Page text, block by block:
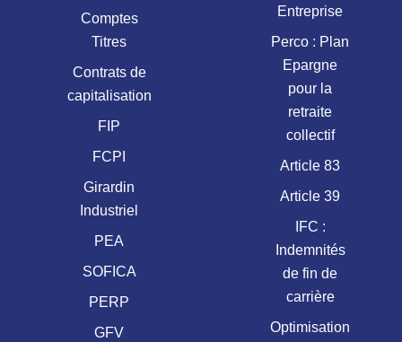
Comptes
Titres
Contrats de
capitalisation
FIP
FCPI
Girardin
Industriel
PEA
SOFICA
PERP
GFV
Entreprise
Perco : Plan
Epargne
pour la
retraite
collectif
Article 83
Article 39
IFC :
Indemnités
de fin de
carrière
Optimisation